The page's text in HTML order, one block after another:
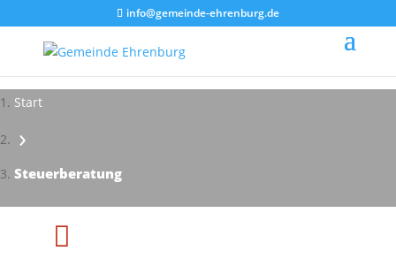
info@gemeinde-ehrenburg.de
Start
›
Steuerberatung
Impressionen - Mareike Kranz
